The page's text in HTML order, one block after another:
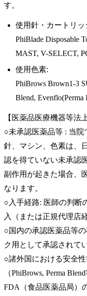
す。
使用針・カートリッ
PhiBlade Disposable
MAST, V-SELECT,
使用色素:
PhiBrows Brown1-3
Blend, Evenflo(Perma
【医薬品医療機器等法
○未承認医薬品等 : 当
針、マシン、色素は、
認を得ていない未承認
副作用が起きた場合、
なります。
○入手経路: 医師の判断
入（または正規代理店
○国内の承認医薬品等
ク用として承認されて
○諸外国における安全
（PhiBrows, Perma
FDA（食品医薬品局）